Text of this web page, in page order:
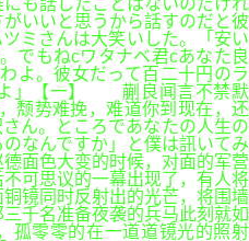
も話したことはないのだけれ
いいと思うから話すのだと彼
ミさんは大笑いした。「安い
でもねcワタナベ君cあなた良
よ。彼女だって百二十円のラ
よ」【一】 蒯良闻言不禁默
颓势难挽，难道你到现在，还
ん。ところであなたの人生の
なんですか」と僕は訊いてみ
色大变的时候，对面的军营
可思议的一幕出现了，有人将
镜同时反射出的光芒，将围墙
千名准备夜袭的兵马此刻就如
孤零零的在一道道镜光的照射